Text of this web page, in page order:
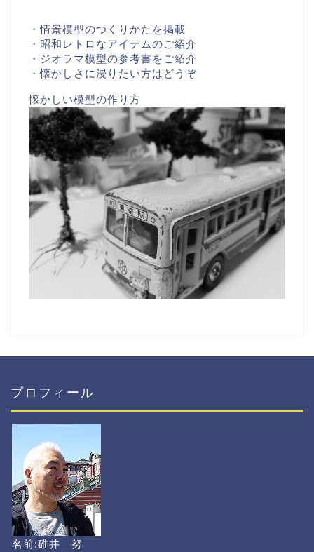
・情景模型のつくりかたを掲載
・昭和レトロなアイテムのご紹介
・ジオラマ模型の参考書をご紹介
・懐かしさに浸りたい方はどうぞ
懐かしい模型の作り方
プロフィール
名前:碓井 努